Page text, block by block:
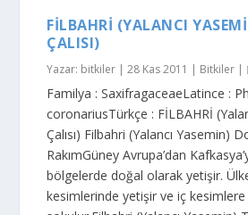
FILBAHRI (YALANCI
ÇALISI)
Yazar: bitkiler |28 Kas 2011 | Bitkiler |
Familya : SaxifragaceaeLatince :
coronariusTürkçe : FİLBAHRİ
Çalısı) Filbahri (Yalancı Yasemin)
RakımGüney Avrupa’dan
bölgelerde doğal olarak yetişir.
kesimlerinde yetişir ve iç